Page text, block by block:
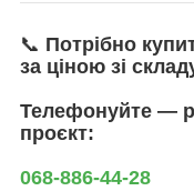
📞 Потрібно
за ціною зі
Телефонуйте —
проєкт:
068-886-44-28